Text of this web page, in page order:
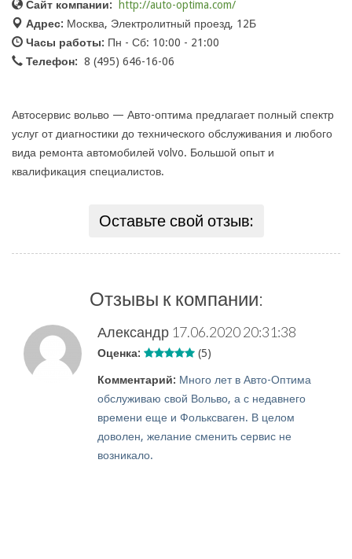
Сайт компании:
http://auto-optima.com/
Адрес: Москва, Электролитный проезд, 12Б
Часы работы: Пн - Сб: 10:00 - 21:00
Телефон: 8 (495) 646-16-06
Автосервис вольво — Авто-оптима предлагает полный спектр
услуг от диагностики до технического обслуживания и любого
вида ремонта автомобилей volvo. Большой опыт и
квалификация специалистов.
Оставьте свой отзыв:
Отзывы к компании:
Александр 17.06.2020 20:31:38
Оценка: (5)
Комментарий: Много лет в Авто-Оптима
обслуживаю свой Вольво, а с недавнего
времени еще и Фольксваген. В целом
доволен, желание сменить сервис не
возникало.